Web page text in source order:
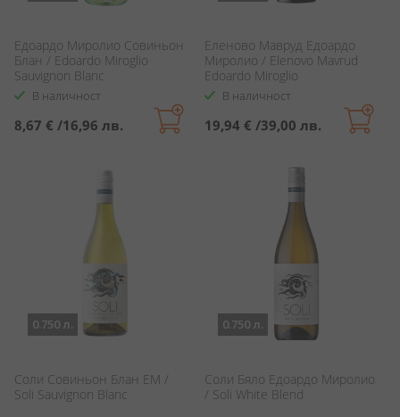
Едоардо Миролио Совиньон
Блан / Edoardo Miroglio
Sauvignon Blanc
В наличност
8,67 € /16,96 лв.
Еленово Мавруд Едоардо
Миролио / Elenovo Mavrud
Edoardo Miroglio
В наличност
19,94 € /39,00 лв.
0.750 л.
Соли Совиньон Блан ЕМ /
Soli Sauvignon Blanc
0.750 л.
Соли Бяло Едоардо Миролио
/ Soli White Blend